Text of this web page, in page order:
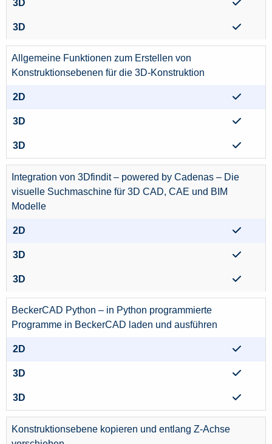
Allgemeine Funktionen zum Erstellen von
Konstruktionsebenen für die 3D-Konstruktion
Integration von 3Dfindit – powered by Cadenas – Die
visuelle Suchmaschine für 3D CAD, CAE und BIM
Modelle
BeckerCAD Python – in Python programmierte
Programme in BeckerCAD laden und ausführen
Konstruktionsebene kopieren und entlang Z-Achse